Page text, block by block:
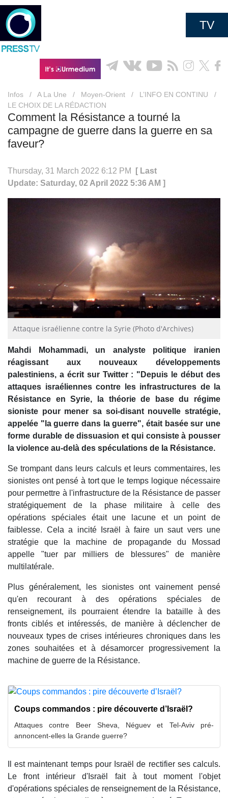
TV
Infos / A La Une / Moyen-Orient / L’INFO EN CONTINU
/
LE CHOIX DE LA RÉDACTION
Comment la Résistance a tourné la
campagne de guerre dans la guerre en sa
faveur?
Thursday, 31 March 2022 6:12 PM
[ Last
Update: Saturday, 02 April 2022 5:36 AM ]
Attaque israélienne contre la Syrie (Photo d'Archives)
Mahdi Mohammadi, un analyste politique iranien
réagissant aux nouveaux développements
palestiniens, a écrit sur Twitter : "Depuis le début des
attaques israéliennes contre les infrastructures de la
Résistance en Syrie, la théorie de base du régime
sioniste pour mener sa soi-disant nouvelle stratégie,
appelée "la guerre dans la guerre", était basée sur une
forme durable de dissuasion et qui consiste à pousser
la violence au-delà des spéculations de la Résistance.
Se trompant dans leurs calculs et leurs commentaires, les
sionistes ont pensé à tort que le temps logique nécessaire
pour permettre à l'infrastructure de la Résistance de passer
stratégiquement de la phase militaire à celle des
opérations spéciales était une lacune et un point de
faiblesse. Cela a incité Israël à faire un saut vers une
stratégie que la machine de propagande du Mossad
appelle "tuer par milliers de blessures" de manière
multilatérale.
Plus généralement, les sionistes ont vainement pensé
qu'en recourant à des opérations spéciales de
renseignement, ils pourraient étendre la bataille à des
fronts ciblés et intéressés, de manière à déclencher de
nouveaux types de crises intérieures chroniques dans les
zones souhaitées et à désamorcer progressivement la
machine de guerre de la Résistance.
Coups commandos : pire découverte d’Israël?
Attaques contre Beer Sheva, Néguev et Tel-Aviv pré-
annoncent-elles la Grande guerre?
Il est maintenant temps pour Israël de rectifier ses calculs.
Le front intérieur d'Israël fait à tout moment l'objet
d'opérations spéciales de renseignement de la Résistance,